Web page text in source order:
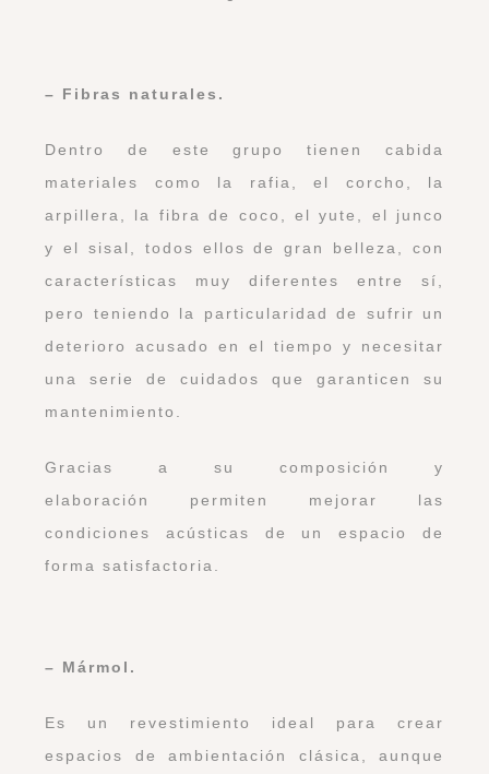
– Fibras naturales.
Dentro de este grupo tienen cabida
materiales como la rafia, el corcho, la
arpillera, la fibra de coco, el yute, el junco
y el sisal, todos ellos de gran belleza, con
características muy diferentes entre sí,
pero teniendo la particularidad de sufrir un
deterioro acusado en el tiempo y necesitar
una serie de cuidados que garanticen su
mantenimiento.
Gracias a su composición y
elaboración permiten mejorar las
condiciones acústicas de un espacio de
forma satisfactoria.
– Mármol.
Es un revestimiento ideal para crear
espacios de ambientación clásica, aunque